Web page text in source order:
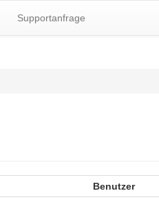
Supportanfrage
Benutzer